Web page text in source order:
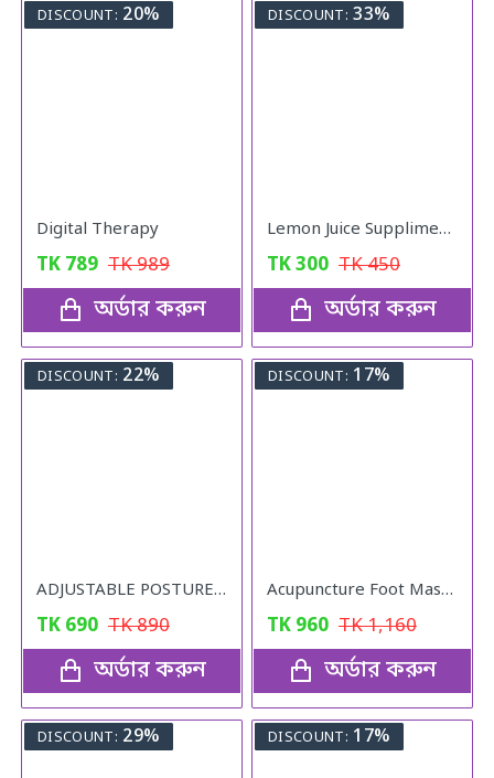
DISCOUNT: 20%
Digital Therapy
TK 789 TK989
অর্ডার করুন
DISCOUNT: 33%
Lemon Juice Suppliment Weight Loss Lemon Juice 120g
TK300 TK450
অর্ডার করুন
DISCOUNT: 22%
ADJUSTABLE POSTURE Back Support Belt (UNISEX)
TK 690 TK890
অর্ডার করুন
DISCOUNT: 17%
Acupuncture Foot Massager
TK 960 TK1,160
অর্ডার করুন
DISCOUNT: 29% DISCOUNT: 17%